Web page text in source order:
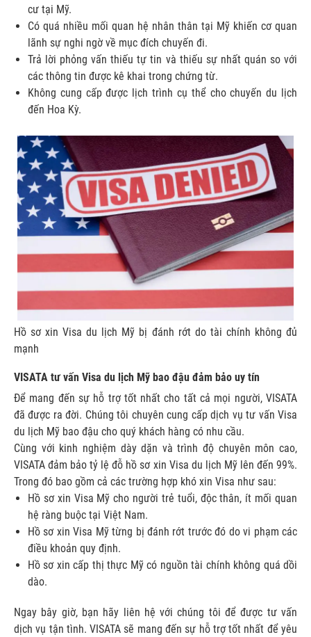
cư tại Mỹ.
Có quá nhiều mối quan hệ nhân thân tại Mỹ khiến cơ quan
lãnh sự nghi ngờ về mục đích chuyến đi.
Trả lời phỏng vấn thiếu tự tin và thiếu sự nhất quán so với
các thông tin được kê khai trong chứng từ.
Không cung cấp được lịch trình cụ thể cho chuyến du lịch
đến Hoa Kỳ.
Hồ sơ xin Visa du lịch Mỹ bị đánh rớt do tài chính không đủ
mạnh
VISATA tư vấn Visa du lịch Mỹ bao đậu đảm bảo uy tín
Để mang đến sự hỗ trợ tốt nhất cho tất cả mọi người, VISATA
đã được ra đời. Chúng tôi chuyên cung cấp dịch vụ tư vấn Visa
du lịch Mỹ bao đậu cho quý khách hàng có nhu cầu.
Cùng với kinh nghiệm dày dặn và trình độ chuyên môn cao,
VISATA đảm bảo tỷ lệ đỗ hồ sơ xin Visa du lịch Mỹ lên đến 99%.
Trong đó bao gồm cả các trường hợp khó xin Visa như sau:
Hồ sơ xin Visa Mỹ cho người trẻ tuổi, độc thân, ít mối quan
hệ ràng buộc tại Việt Nam.
Hồ sơ xin Visa Mỹ từng bị đánh rớt trước đó do vi phạm các
điều khoản quy định.
Hồ sơ xin cấp thị thực Mỹ có nguồn tài chính không quá dồi
dào.
Ngay bây giờ, bạn hãy liên hệ với chúng tôi để được tư vấn
dịch vụ tận tình. VISATA sẽ mang đến sự hỗ trợ tốt nhất để yêu